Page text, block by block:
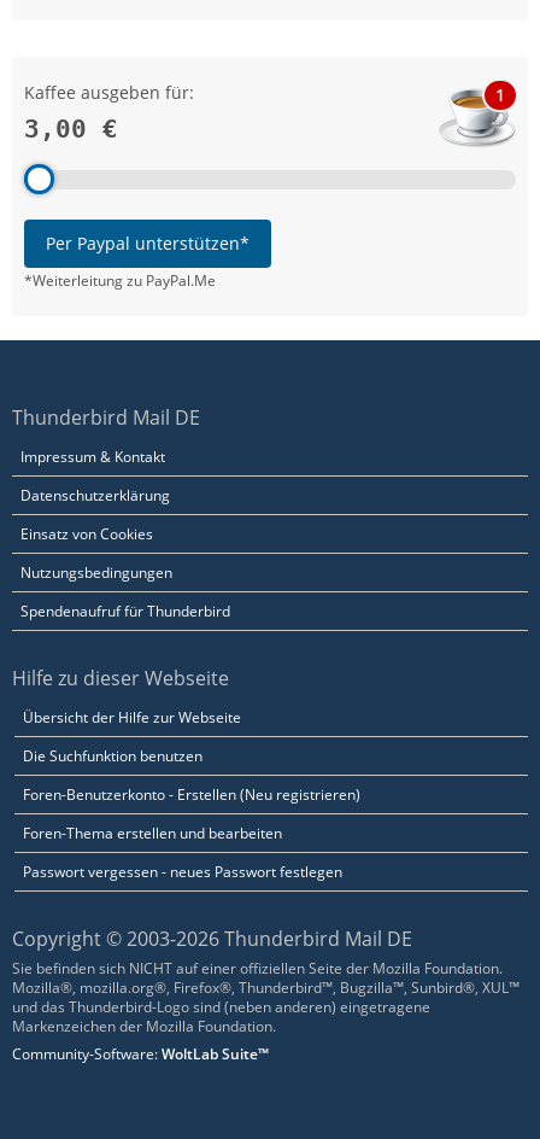
Kaffee ausgeben für:
3,00 €
1
Per Paypal unterstützen*
*Weiterleitung zu PayPal.Me
Thunderbird Mail DE
Impressum & Kontakt
Datenschutzerklärung
Einsatz von Cookies
Nutzungsbedingungen
Spendenaufruf für Thunderbird
Hilfe zu dieser Webseite
Übersicht der Hilfe zur Webseite
Die Suchfunktion benutzen
Foren-Benutzerkonto - Erstellen (Neu registrieren)
Foren-Thema erstellen und bearbeiten
Passwort vergessen - neues Passwort festlegen
Copyright © 2003-2026 Thunderbird Mail DE
Sie befinden sich NICHT auf einer offiziellen Seite der Mozilla Foundation.
Mozilla®, mozilla.org®, Firefox®, Thunderbird™, Bugzilla™, Sunbird®, XUL™
und das Thunderbird-Logo sind (neben anderen) eingetragene
Markenzeichen der Mozilla Foundation.
Community-Software:WoltLab Suite™